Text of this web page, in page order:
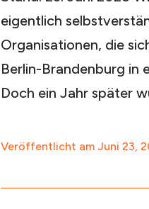
eigentlich
Organisationen, die
Berlin-Brandenburg in
Doch ein Jahr später
Veröffentlicht am Juni 23,